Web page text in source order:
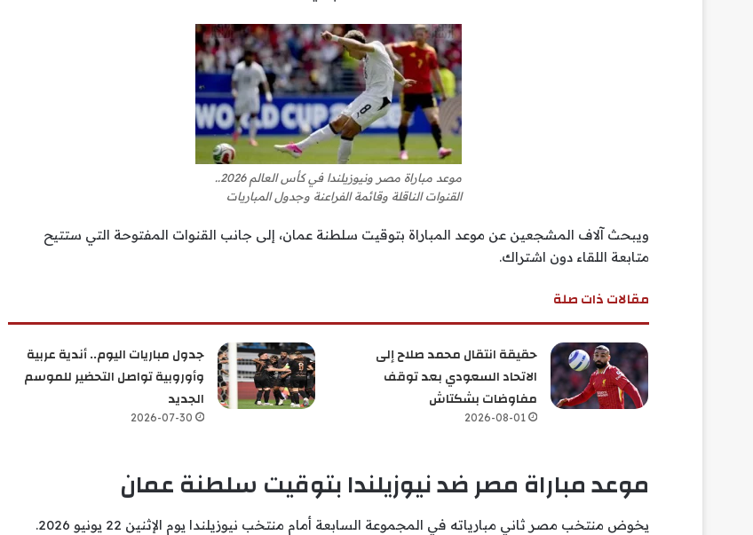
موعد مباراة مصر ونيوزيلندا في كأس العالم 2026..
القنوات الناقلة وقائمة الفراعنة وجدول المباريات
ويبحث آلاف المشجعين عن موعد المباراة بتوقيت سلطنة عمان، إلى جانب القنوات المفتوحة التي ستتيح
متابعة اللقاء دون اشتراك.
مقالات ذات صلة
حقيقة انتقال محمد صلاح إلى
الاتحاد السعودي بعد توقف
مفاوضات بشكتاش
2026-08-01
جدول مباريات اليوم.. أندية عربية
وأوروبية تواصل التحضير للموسم
الجديد
2026-07-30
موعد مباراة مصر ضد نيوزيلندا بتوقيت سلطنة عمان
يخوض منتخب مصر ثاني مبارياته في المجموعة السابعة أمام منتخب نيوزيلندا يوم الإثنين 22 يونيو 2026.